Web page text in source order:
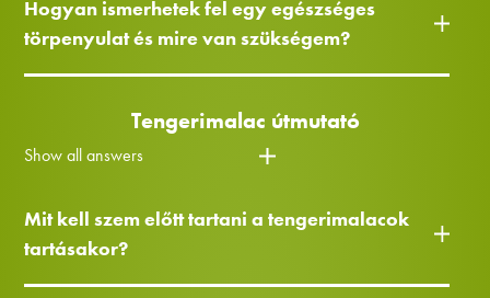
Hogyan ismerhetek fel egy egészséges
törpenyulat és mire van szükségem?
Tengerimalac útmutató
Show all answers
Mit kell szem előtt tartani a tengerimalacok
tartásakor?